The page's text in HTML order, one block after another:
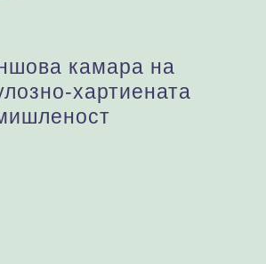
камара на
хартиената